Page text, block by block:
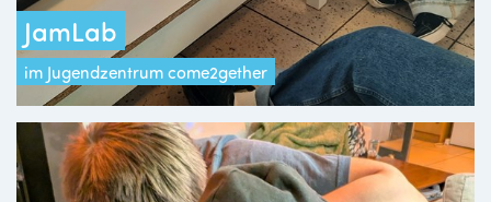
JamLab
im Jugendzentrum come2gether